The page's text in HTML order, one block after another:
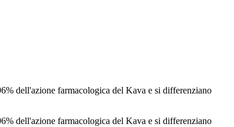
dell'azione farmacologica del Kava e si differenziano
dell'azione farmacologica del Kava e si differenziano